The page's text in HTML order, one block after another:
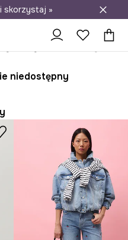
do salonów
skorzystaj »
niedostępny